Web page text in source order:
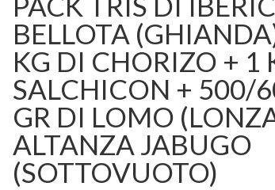
BELLOTA
KG DI CHORIZO + 1
SALCHICON + 500/
GR DI LOMO
ALTANZA JABUGO
(SOTTOVUOTO)